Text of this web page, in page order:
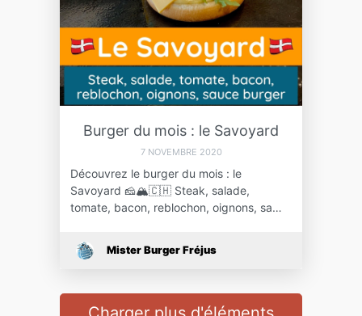
Burger du mois : le Savoyard
7 NOVEMBRE 2020
Découvrez le burger du mois : le
Savoyard 🧀🏔🇨🇭 Steak, salade,
tomate, bacon, reblochon, oignons, sa…
Mister Burger Fréjus